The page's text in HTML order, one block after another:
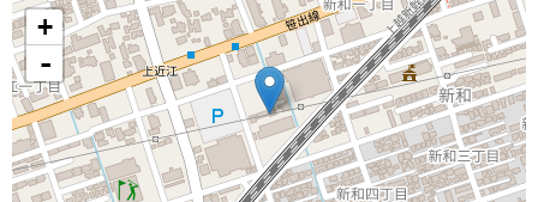
+
-